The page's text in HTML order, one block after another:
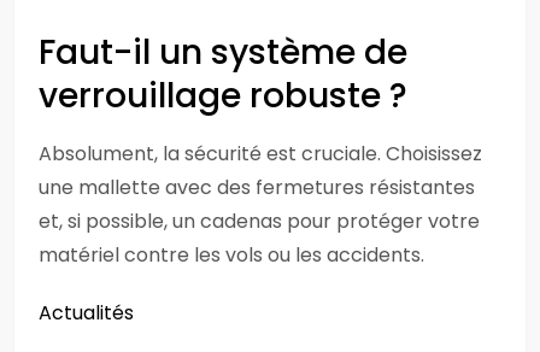
Faut-il un système de
verrouillage robuste ?
Absolument, la sécurité est cruciale. Choisissez
une mallette avec des fermetures résistantes
et, si possible, un cadenas pour protéger votre
matériel contre les vols ou les accidents.
Actualités